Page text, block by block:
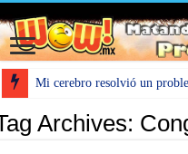
Mi cerebro resolvió un
Archives: